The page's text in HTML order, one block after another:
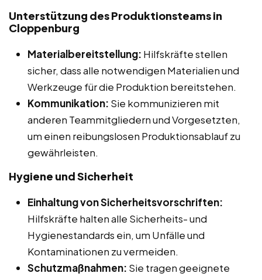
Unterstützung des Produktionsteams in
Cloppenburg
Materialbereitstellung: Hilfskräfte stellen
sicher, dass alle notwendigen Materialien und
Werkzeuge für die Produktion bereitstehen.
Kommunikation: Sie kommunizieren mit
anderen Teammitgliedern und Vorgesetzten,
um einen reibungslosen Produktionsablauf zu
gewährleisten.
Hygiene und Sicherheit
Einhaltung von Sicherheitsvorschriften:
Hilfskräfte halten alle Sicherheits- und
Hygienestandards ein, um Unfälle und
Kontaminationen zu vermeiden.
Schutzmaßnahmen: Sie tragen geeignete